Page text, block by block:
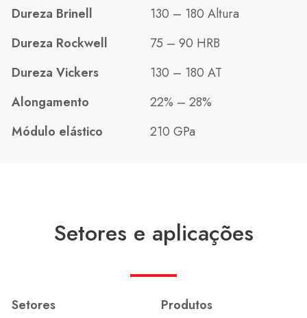
Dureza Brinell
130 – 180 Altura
Dureza Rockwell
75 – 90 HRB
Dureza Vickers
130 – 180 AT
Alongamento
22% – 28%
Módulo elástico
210 GPa
Setores e aplicações
Setores
Produtos